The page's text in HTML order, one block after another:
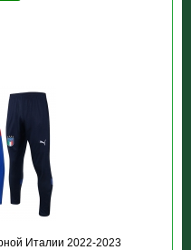
Италии 2022-2023